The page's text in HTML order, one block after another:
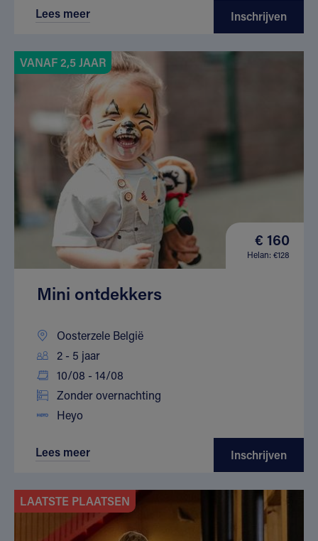
Lees meer Inschrijven
VANAF 2,5 JAAR
€ 160
Helan: €128
Mini ontdekkers
Oosterzele België
2 - 5 jaar
10/08 - 14/08
Zonder overnachting
Heyo
Lees meer Inschrijven
LAATSTE PLAATSEN